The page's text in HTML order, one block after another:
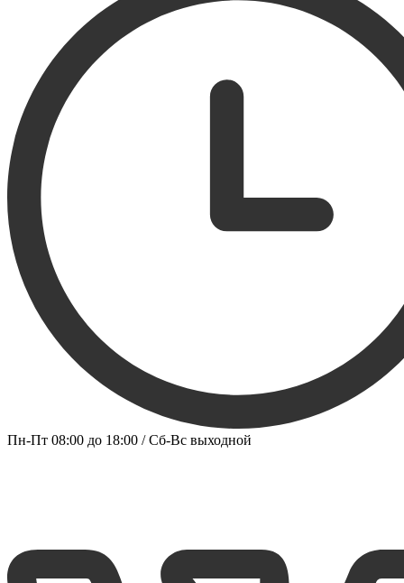
Пн-Пт 08:00 до 18:00 / Сб-Вс выходной